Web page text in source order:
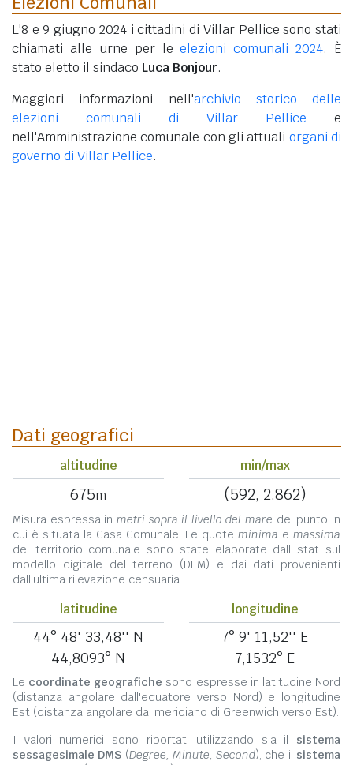
L'8 e 9 giugno 2024 i cittadini di Villar Pellice sono stati
chiamati alle urne per leelezioni comunali 2024. È
stato eletto il sindaco Luca Bonjour.
Maggiori informazioni nell'archivio storico delle
elezioni comunali di Villar Pellice e
nell'Amministrazione comunale con gli attuali organi di
governo di Villar Pellice.
Dati geografici
altitudine
675m
min/max
(592, 2.862)
Misura espressa in metri sopra il livello del mare del punto in
cui è situata la Casa Comunale. Le quote minima e massima
del territorio comunale sono state elaborate dall'Istat sul
modello digitale del terreno (DEM) e dai dati provenienti
dall'ultima rilevazione censuaria.
latitudine
44° 48' 33,48'' N
44,8093° N
longitudine
7° 9' 11,52'' E
7,1532° E
Le coordinate geografiche sono espresse in latitudine Nord
(distanza angolare dall'equatore verso Nord) e longitudine
Est (distanza angolare dal meridiano di Greenwich verso Est).
I valori numerici sono riportati utilizzando sia il sistema
sessagesimale DMS (Degree, Minute, Second), che il sistema